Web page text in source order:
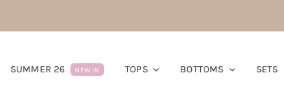
SUMMER 26 NEW IN TOPS BOTTOMS SETS